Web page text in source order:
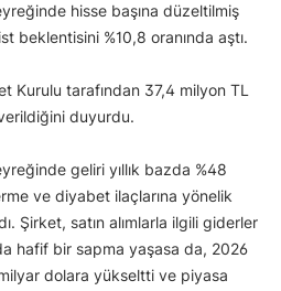
hisse başına düzeltilmiş
beklentisini %10,8 oranında aştı.
Kurulu tarafından 37,4 milyon TL
duyurdu.
geliri yıllık bazda %48
ve diyabet ilaçlarına yönelik
Şirket, satın alımlarla ilgili giderler
hafif bir sapma yaşasa da, 2026
dolara yükseltti ve piyasa